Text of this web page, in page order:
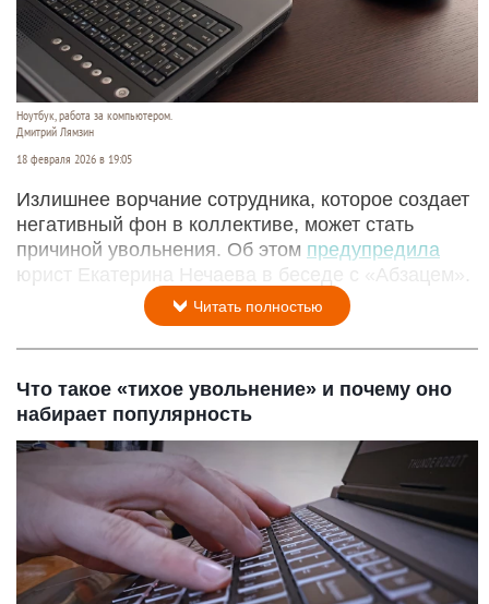
Ноутбук, работа за компьютером.
Дмитрий Лямзин
18 февраля 2026 в 19:05
Излишнее ворчание сотрудника, которое создает
негативный фон в коллективе, может стать
причиной увольнения. Об этом предупредила
юрист Екатерина Нечаева в беседе с «Абзацем».
Читать полностью
Что такое «тихое увольнение» и почему оно
набирает популярность